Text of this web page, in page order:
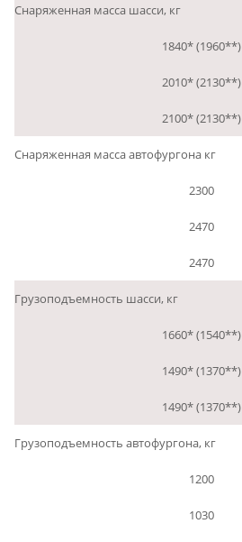
Снаряженная масса шасси, кг
1840* (1960**)
2010* (2130**)
2100* (2130**)
Снаряженная масса автофургона кг
2300
2470
2470
Грузоподъемность шасси, кг
1660* (1540**)
1490* (1370**)
1490* (1370**)
Грузоподъемность автофургона, кг
1200
1030